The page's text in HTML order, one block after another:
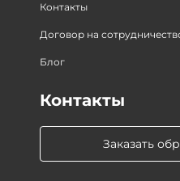
Контакты
Договор на
Блог
Заказать
Контакты